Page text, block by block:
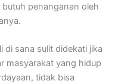
penanganan oleh
di sana sulit didekati jika
masyarakat yang hidup
tidak bisa